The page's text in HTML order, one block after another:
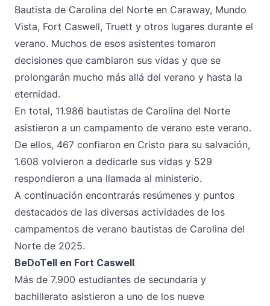
Bautista de Carolina del Norte en Caraway, Mundo
Vista, Fort Caswell, Truett y otros lugares durante el
verano. Muchos de esos asistentes tomaron
decisiones que cambiaron sus vidas y que se
prolongarán mucho más allá del verano y hasta la
eternidad.
En total, 11.986 bautistas de Carolina del Norte
asistieron a un campamento de verano este verano.
De ellos, 467 confiaron en Cristo para su salvación,
1.608 volvieron a dedicarle sus vidas y 529
respondieron a una llamada al ministerio.
A continuación encontrarás resúmenes y puntos
destacados de las diversas actividades de los
campamentos de verano bautistas de Carolina del
Norte de 2025.
BeDoTell en Fort Caswell
Más de 7.900 estudiantes de secundaria y
bachillerato asistieron a uno de los nueve